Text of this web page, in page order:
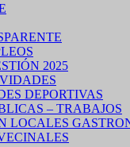
2025
DEPORTIVAS
– TRABAJOS
LOCALES